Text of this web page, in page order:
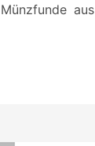
aus